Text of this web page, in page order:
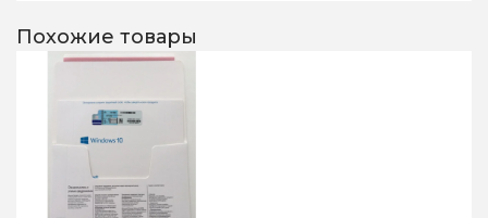
Похожие товары